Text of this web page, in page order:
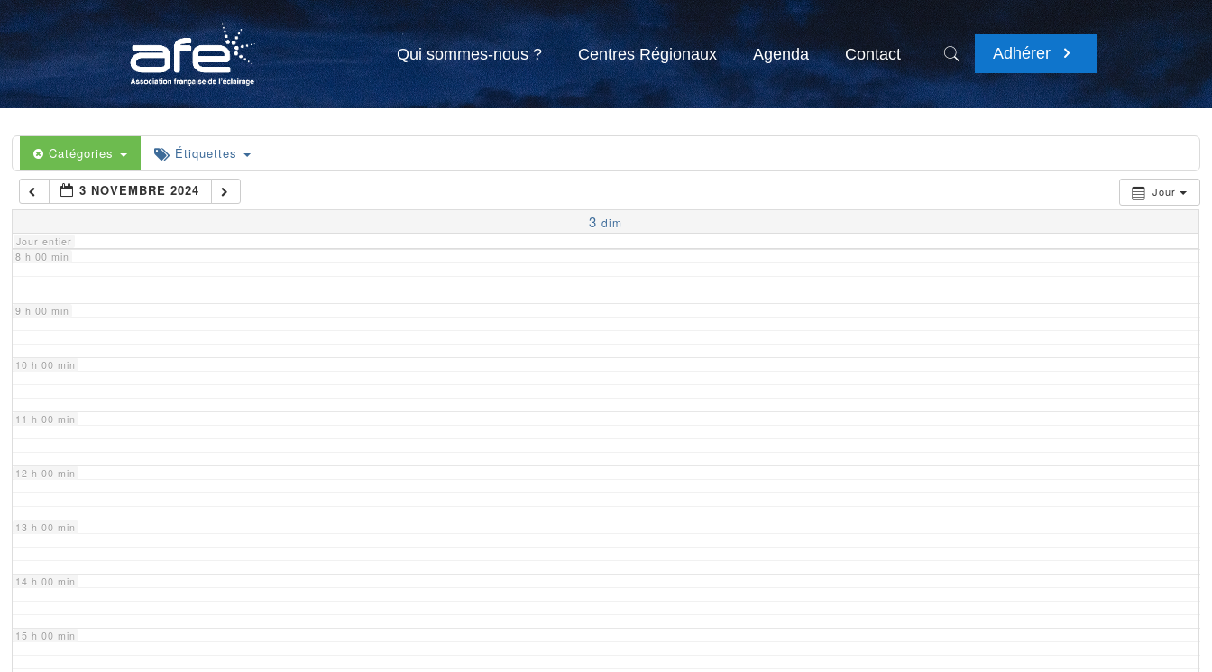
Qui sommes-nous ? Centres Régionaux Agenda Contact Adhérer
Catégories Étiquettes
Jour
3 NOVEMBRE 2024
3 dim
Jour entier
4 h 00 min
5 h 00 min
6 h 00 min
7 h 00 min
8 h 00 min
9 h 00 min
10 h 00 min
11 h 00 min
12 h 00 min
13 h 00 min
14 h 00 min
15 h 00 min